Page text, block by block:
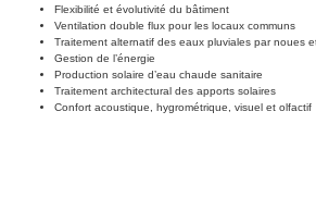
Flexibilité et évolutivité du bâtiment
Ventilation double flux pour les locaux communs
Traitement alternatif des eaux pluviales par noues
Gestion de l’énergie
Production solaire d’eau chaude sanitaire
Traitement architectural des apports solaires
Confort acoustique, hygrométrique, visuel et olfactif